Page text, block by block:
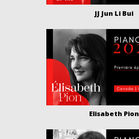
JJ Jun Li Bui
Elisabeth Pion